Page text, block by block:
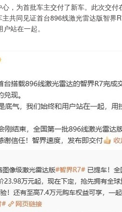
，为首批车主交付了新车。此次交付
共同见证首台896线激光雷达版智界
站在一起。